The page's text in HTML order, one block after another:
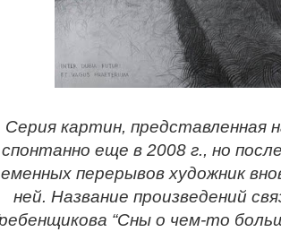
Серия картин, представленная
спонтанно еще в 2008 г., но
перерывов художник
ней. Название произведений
“Сны о чем-то